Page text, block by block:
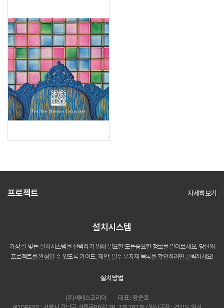
프로젝트 자세히보기
설치시스템
가장 잘 맞는 설치시스템을 선택하기 위해 필요한 모든중요한 정보를 알아보세요. 당신의
프로젝트를 완성할 수 있도록가이드, 제안, 필수 부자재 목록을 확인하려면 클릭하세요!
설치방법
(주)쎄베스코리아
대표 : 장준호